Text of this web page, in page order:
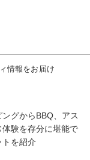
情報をお届け
グからBBQ、アス
験を存分に堪能で
トを紹介